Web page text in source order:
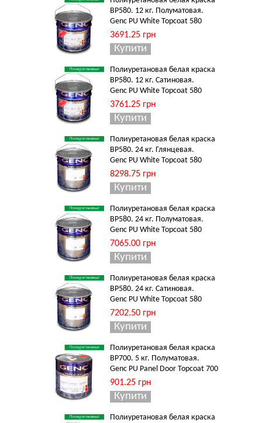
BP580. 12 кг. Полуматовая.
Genc PU White Topcoat 580
3691.25 грн
Полиуретановая белая краска
BP580. 12 кг. Сатиновая.
Genc PU White Topcoat 580
3761.25 грн
Полиуретановая белая краска
BP580. 24 кг. Глянцевая.
Genc PU White Topcoat 580
8298.75 грн
Полиуретановая белая краска
BP580. 24 кг. Полуматовая.
Genc PU White Topcoat 580
7065.00 грн
Полиуретановая белая краска
BP580. 24 кг. Сатиновая.
Genc PU White Topcoat 580
7202.50 грн
Полиуретановая белая краска
BP700. 5 кг. Полуматовая.
Genc PU Panel Door Topcoat 700
901.25 грн
Полиуретановая белая краска